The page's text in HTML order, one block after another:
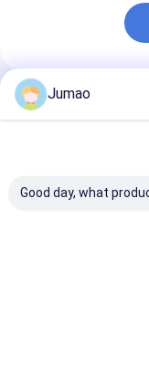
প্রস্তাবিত পণ্য
Jumao
Good day, what